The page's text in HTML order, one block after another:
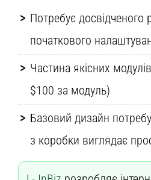
Потребує досвідченого
початкового
Частина якісних
$100 за модуль)
Базовий дизайн
з коробки виглядає